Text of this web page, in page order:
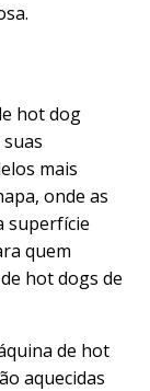
hot dog
mais
onde as
superfície
quem
hot dogs de
de hot
aquecidas